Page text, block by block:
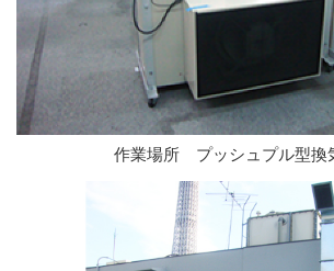
作業場所 プッシュプル型換